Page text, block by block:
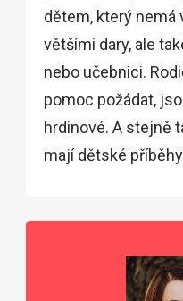
dětem, který nemá
většími dary, ale
nebo učebnici.
pomoc požádat,
hrdinové. A stejně
mají dětské